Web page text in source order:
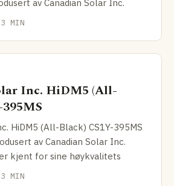
av Canadian Solar Inc.
MIN
Inc. HiDM5 (All-
HiDM5 (All-Black) CS1Y-395MS
av Canadian Solar Inc.
kjent for sine høykvalitets
MIN